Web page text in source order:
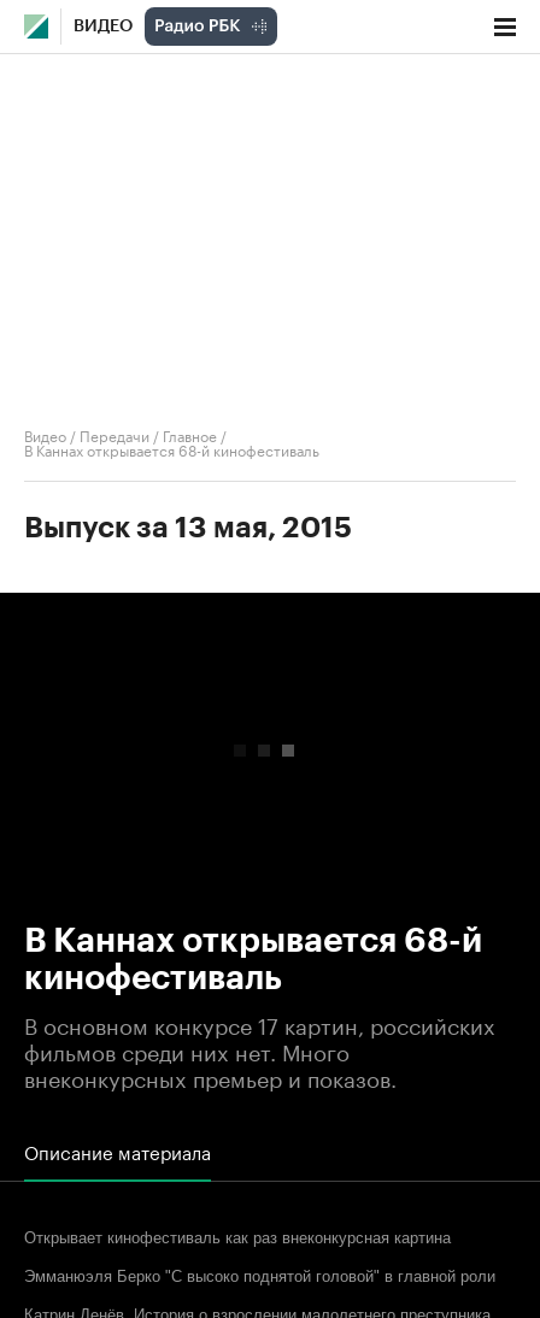
ВИДЕО
Видео / Передачи / Главное /
В Каннах открывается 68-й кинофестиваль
Выпуск за 13 мая, 2015
В Каннах открывается 68-й
кинофестиваль
В основном конкурсе 17 картин, российских
фильмов среди них нет. Много
внеконкурсных премьер и показов.
Описание материала
Открывает кинофестиваль как раз внеконкурсная картина
Эмманюэля Берко "С высоко поднятой головой" в главной роли
Катрин Денёв. История о взрослении малолетнего преступника